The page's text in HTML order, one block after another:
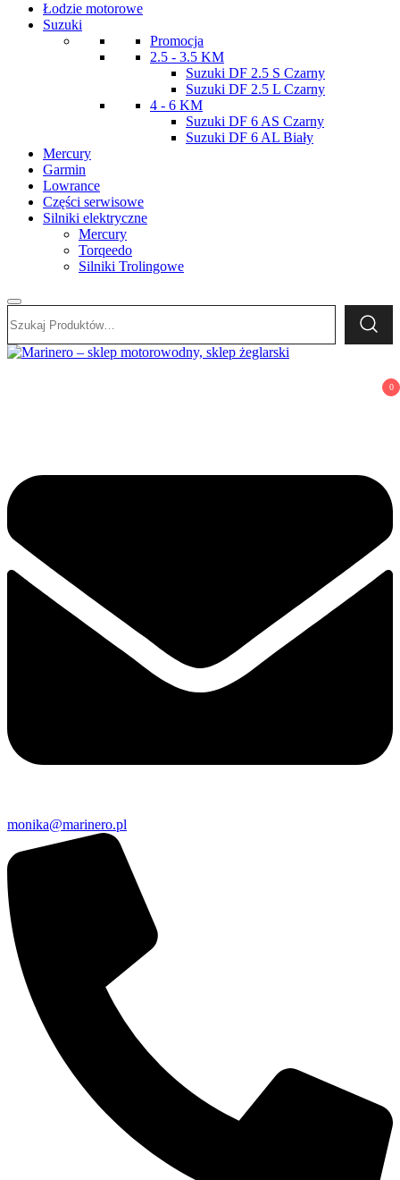
Łodzie motorowe
Suzuki
Promocja
2.5 - 3.5 KM
Suzuki DF 2.5 S Czarny
Suzuki DF 2.5 L Czarny
4 - 6 KM
Suzuki DF 6 AS Czarny
Suzuki DF 6 AL Biały
Mercury
Garmin
Lowrance
Części serwisowe
Silniki elektryczne
Mercury
Torqeedo
Silniki Trolingowe
0
monika@marinero.pl